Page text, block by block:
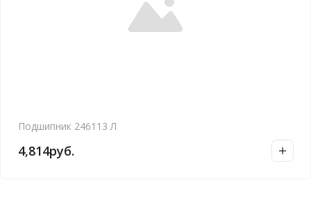
Подшипник 246113 Л
4,814руб.